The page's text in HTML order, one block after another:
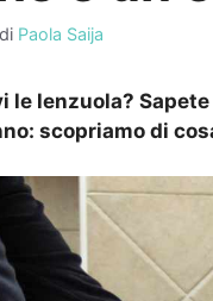
di Paola Saija
le lenzuola?
scopriamo di